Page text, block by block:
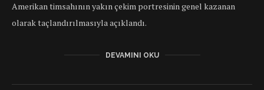
Amerikan timsahının yakın çekim portresinin genel kazanan
olarak taçlandırılmasıyla açıklandı.
DEVAMINI OKU